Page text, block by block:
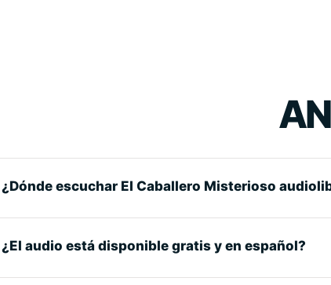
¿Dónde escuchar El Caballero Misterioso
¿El audio está disponible gratis y en español?